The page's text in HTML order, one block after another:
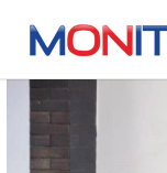
Tag: